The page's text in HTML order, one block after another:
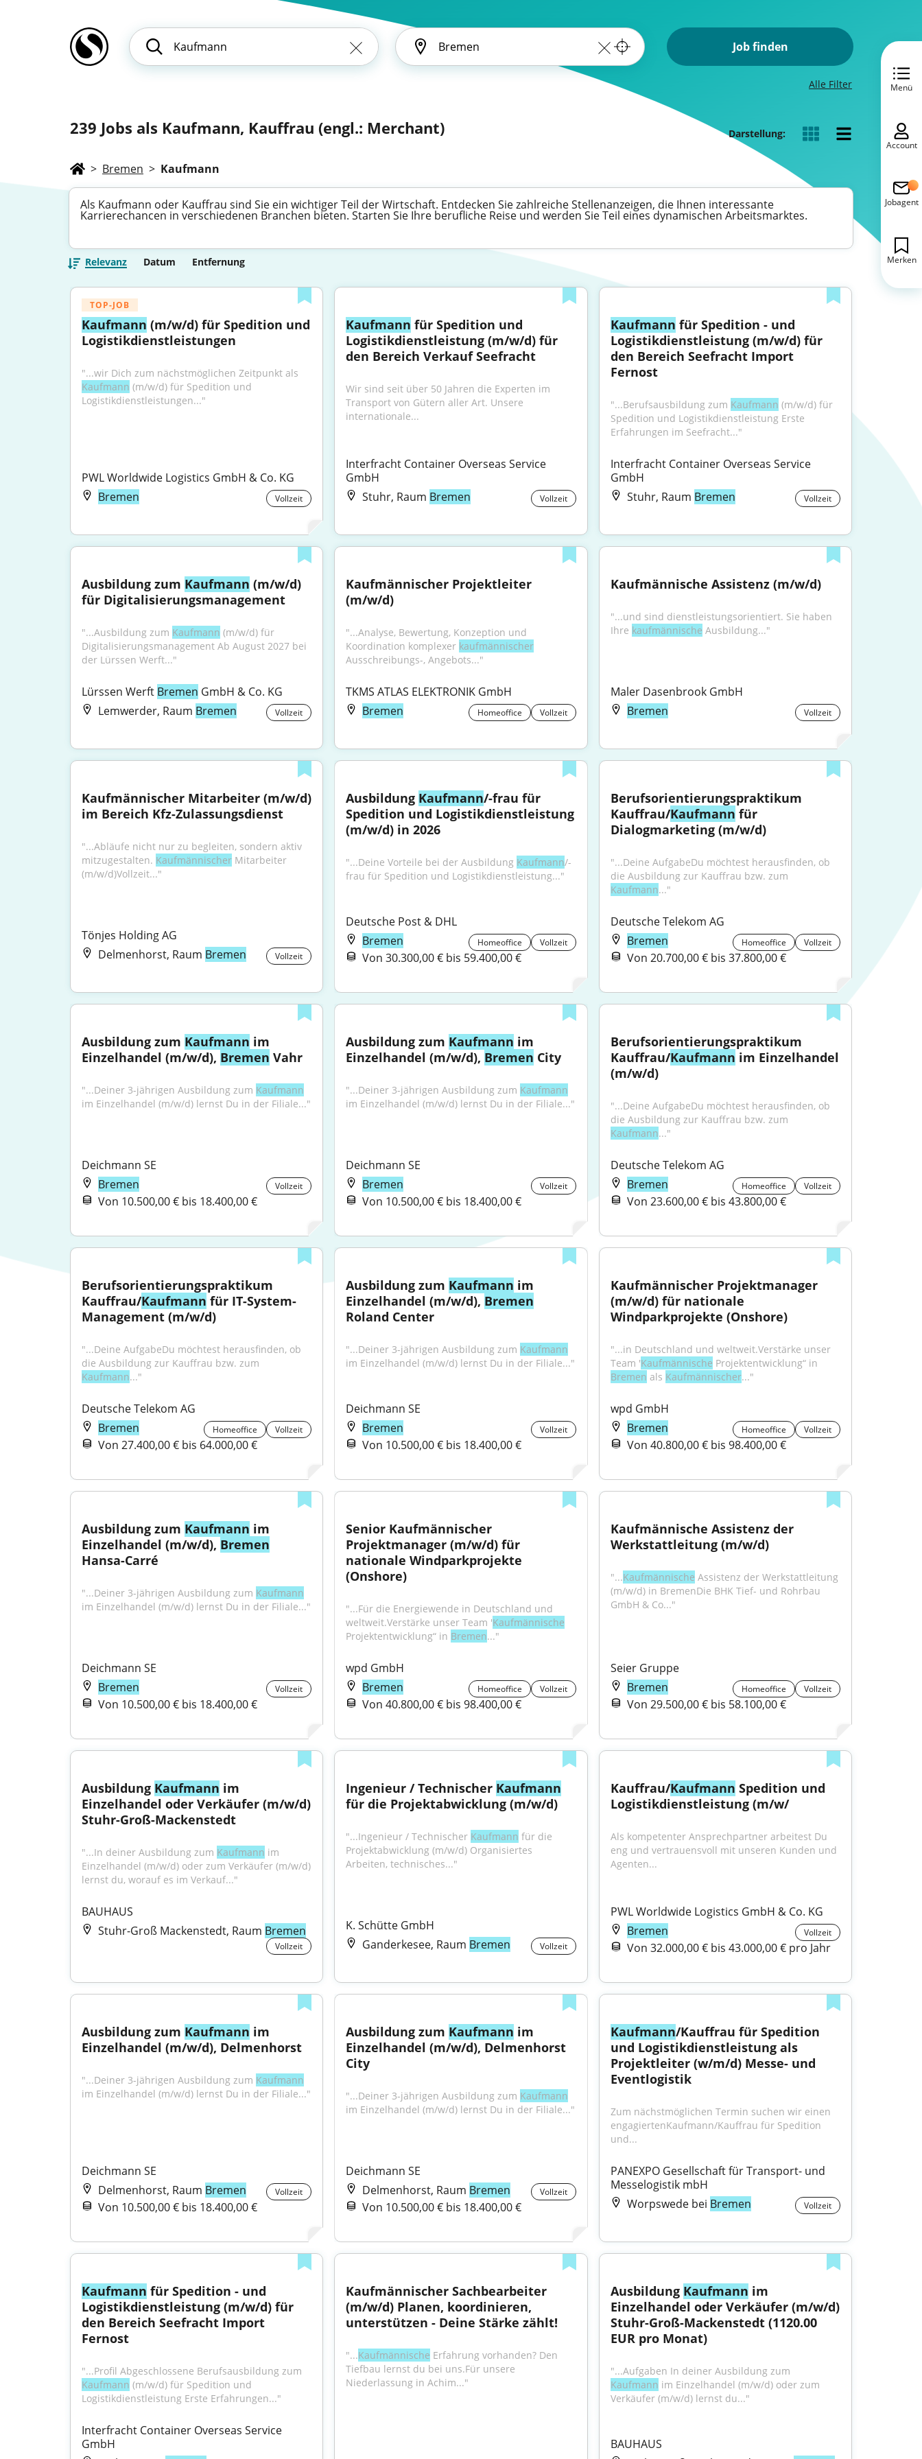
Job finden
Alle Filter
239 Jobs als Kaufmann, Kauffrau (engl.: Merchant) Darstellung:
> Bremen > Kaufmann
Als Kaufmann oder Kauffrau sind Sie ein wichtiger Teil der Wirtschaft. Entdecken Sie zahlreiche Stellenanzeigen, die Ihnen interessante
Karrierechancen in verschiedenen Branchen bieten. Starten Sie Ihre berufliche Reise und werden Sie Teil eines dynamischen Arbeitsmarktes.
Relevanz Datum Entfernung
TOP-JOB
Kaufmann (m/w/d) für Spedition und
Logistikdienstleistungen
Kaufmann (m/w/d) für Spedition und
Logistikdienstleistungen..."
PWL Worldwide Logistics GmbH & Co. KG
Bremen
Vollzeit
Kaufmann für Spedition und
Logistikdienstleistung (m/w/d) für
den Bereich Verkauf Seefracht
Wir sind seit über 50 Jahren die Experten im
Transport von Gütern aller Art. Unsere
internationale...
Interfracht Container Overseas Service
GmbH
Stuhr, Raum Bremen Vollzeit
Kaufmann für Spedition - und
Logistikdienstleistung (m/w/d) für
den Bereich Seefracht Import
Fernost
"...Berufsausbildung zum Kaufmann (m/w/d) für
Spedition und Logistikdienstleistung Erste
Erfahrungen im Seefracht..."
Interfracht Container Overseas Service
GmbH
Stuhr, Raum Bremen Vollzeit
Ausbildung zum Kaufmann (m/w/d)
für Digitalisierungsmanagement
"...Ausbildung zum Kaufmann (m/w/d) für
Digitalisierungsmanagement Ab August 2027 bei
der Lürssen Werft..."
Lürssen Werft Bremen GmbH & Co. KG
Lemwerder, Raum Bremen Vollzeit
Kaufmännischer Projektleiter
(m/w/d)
"...Analyse, Bewertung, Konzeption und
Koordination komplexer kaufmännischer
Ausschreibungs-, Angebots..."
TKMS ATLAS ELEKTRONIK GmbH
Bremen
Homeoffice Vollzeit
Kaufmännische Assistenz (m/w/d)
"...und sind dienstleistungsorientiert. Sie haben
Ihre kaufmännische Ausbildung..."
Maler Dasenbrook GmbH
Bremen
Vollzeit
Kaufmännischer Mitarbeiter (m/w/d)
im Bereich Kfz-Zulassungsdienst
"...Abläufe nicht nur zu begleiten, sondern aktiv
mitzugestalten. Kaufmännischer Mitarbeiter
(m/w/d)Vollzeit..."
Tönjes Holding AG
Delmenhorst, Raum Bremen Vollzeit
Ausbildung Kaufmann/-frau für
Spedition und Logistikdienstleistung
(m/w/d) in 2026
"...Deine Vorteile bei der Ausbildung Kaufmann/-
frau für Spedition und Logistikdienstleistung..."
Deutsche Post & DHL
Bremen
Homeoffice Vollzeit
Von 30.300,00 € bis 59.400,00 €
Berufsorientierungspraktikum
Kauffrau/Kaufmann für
Dialogmarketing (m/w/d)
"...Deine AufgabeDu möchtest herausfinden, ob
Kaufmann..."
Deutsche Telekom AG
Bremen
Homeoffice Vollzeit
Von 20.700,00 € bis 37.800,00 €
Ausbildung zum Kaufmann im
Einzelhandel (m/w/d), Bremen Vahr
"...Deiner 3-jährigen Ausbildung zum Kaufmann
im Einzelhandel (m/w/d) lernst Du in der Filiale..."
Deichmann SE
Bremen
Vollzeit
Von 10.500,00 € bis 18.400,00 €
Ausbildung zum Kaufmann im
Einzelhandel (m/w/d), Bremen City
"...Deiner 3-jährigen Ausbildung zum Kaufmann
im Einzelhandel (m/w/d) lernst Du in der Filiale..."
Deichmann SE
Bremen
Vollzeit
Von 10.500,00 € bis 18.400,00 €
Berufsorientierungspraktikum
Kauffrau/Kaufmann im Einzelhandel
(m/w/d)
"...Deine AufgabeDu möchtest herausfinden, ob
Kaufmann..."
Deutsche Telekom AG
Bremen
Homeoffice Vollzeit
Von 23.600,00 € bis 43.800,00 €
Berufsorientierungspraktikum
Kauffrau/Kaufmann für IT-System-
Management (m/w/d)
"...Deine AufgabeDu möchtest herausfinden, ob
Kaufmann..."
Deutsche Telekom AG
Bremen
Homeoffice Vollzeit
Von 27.400,00 € bis 64.000,00 €
Ausbildung zum Kaufmann im
Einzelhandel (m/w/d), Bremen
Roland Center
"...Deiner 3-jährigen Ausbildung zum Kaufmann
im Einzelhandel (m/w/d) lernst Du in der Filiale..."
Deichmann SE
Bremen
Vollzeit
Von 10.500,00 € bis 18.400,00 €
Kaufmännischer Projektmanager
(m/w/d) für nationale
Windparkprojekte (Onshore)
"...in Deutschland und weltweit.Verstärke unser
Team 'Kaufmännische
Bremen als Kaufmännischer..."
wpd GmbH
Bremen
Homeoffice Vollzeit
Von 40.800,00 € bis 98.400,00 €
Ausbildung zum Kaufmann im
Einzelhandel (m/w/d), Bremen
Hansa-Carré
"...Deiner 3-jährigen Ausbildung zum Kaufmann
im Einzelhandel (m/w/d) lernst Du in der Filiale..."
Deichmann SE
Bremen
Vollzeit
Von 10.500,00 € bis 18.400,00 €
Senior Kaufmännischer
Projektmanager (m/w/d) für
nationale Windparkprojekte
(Onshore)
"...Für die Energiewende in Deutschland und
weltweit.Verstärke unser Team 'Kaufmännische
Projektentwicklung“ in Bremen..."
wpd GmbH
Bremen
Homeoffice Vollzeit
Von 40.800,00 € bis 98.400,00 €
Kaufmännische Assistenz der
Werkstattleitung (m/w/d)
"...Kaufmännische Assistenz der Werkstattleitung
(m/w/d) in BremenDie BHK Tief- und Rohrbau
GmbH & Co..."
Seier Gruppe
Bremen
Homeoffice Vollzeit
Von 29.500,00 € bis 58.100,00 €
Ausbildung Kaufmann im
Einzelhandel oder Verkäufer (m/w/d)
Stuhr-Groß-Mackenstedt
"...In deiner Ausbildung zum Kaufmann im
Einzelhandel (m/w/d) oder zum Verkäufer (m/w/d)
lernst du, worauf es im Verkauf..."
BAUHAUS
Stuhr-Groß Mackenstedt, Raum Bremen
Vollzeit
Ingenieur / Technischer Kaufmann
für die Projektabwicklung (m/w/d)
"...Ingenieur / Technischer Kaufmann für die
Projektabwicklung (m/w/d) Organisiertes
Arbeiten, technisches..."
K. Schütte GmbH
Ganderkesee, Raum Bremen Vollzeit
Kauffrau/Kaufmann Spedition und
Logistikdienstleistung (m/w/
Als kompetenter Ansprechpartner arbeitest Du
eng und vertrauensvoll mit unseren Kunden und
Agenten...
PWL Worldwide Logistics GmbH & Co. KG
Bremen
Vollzeit
Von 32.000,00 € bis 43.000,00 € pro Jahr
Ausbildung zum Kaufmann im
Einzelhandel (m/w/d), Delmenhorst
"...Deiner 3-jährigen Ausbildung zum Kaufmann
im Einzelhandel (m/w/d) lernst Du in der Filiale..."
Deichmann SE
Delmenhorst, Raum Bremen Vollzeit
Von 10.500,00 € bis 18.400,00 €
Ausbildung zum Kaufmann im
Einzelhandel (m/w/d), Delmenhorst
City
"...Deiner 3-jährigen Ausbildung zum Kaufmann
im Einzelhandel (m/w/d) lernst Du in der Filiale..."
Deichmann SE
Delmenhorst, Raum Bremen Vollzeit
Von 10.500,00 € bis 18.400,00 €
Kaufmann/Kauffrau für Spedition
und Logistikdienstleistung als
Projektleiter (w/m/d) Messe- und
Eventlogistik
Zum nächstmöglichen Termin suchen wir einen
engagiertenKaufmann/Kauffrau für Spedition
und...
PANEXPO Gesellschaft für Transport- und
Messelogistik mbH
Worpswede bei Bremen Vollzeit
Kaufmann für Spedition - und
Logistikdienstleistung (m/w/d) für
den Bereich Seefracht Import
Fernost
Kaufmann (m/w/d) für Spedition und
Logistikdienstleistung Erste Erfahrungen..."
Interfracht Container Overseas Service
GmbH
Kaufmännischer Sachbearbeiter
(m/w/d) Planen, koordinieren,
unterstützen - Deine Stärke zählt!
"...Kaufmännische Erfahrung vorhanden? Den
Tiefbau lernst du bei uns.Für unsere
Niederlassung in Achim..."
Ausbildung Kaufmann im
Einzelhandel oder Verkäufer (m/w/d)
Stuhr-Groß-Mackenstedt (1120.00
EUR pro Monat)
Kaufmann im Einzelhandel (m/w/d) oder zum
Verkäufer (m/w/d) lernst du..."
BAUHAUS
Menü
Account
Jobagent
Merken